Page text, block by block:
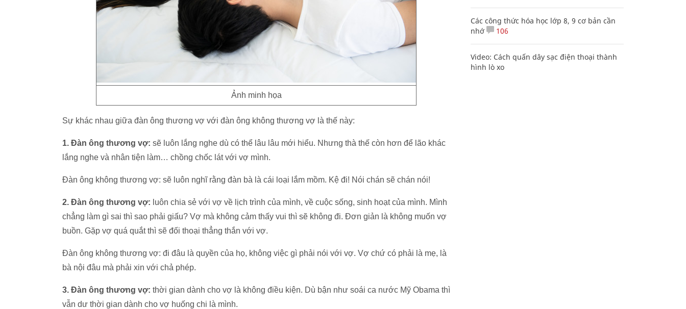
Ảnh minh họa
Sự khác nhau giữa đàn ông thương vợ với đàn ông không thương vợ là thế này:
1. Đàn ông thương vợ: sẽ luôn lắng nghe dù có thể lâu lâu mới hiểu. Nhưng thà thế còn hơn để lão khác
lắng nghe và nhân tiện làm… chồng chốc lát với vợ mình.
Đàn ông không thương vợ: sẽ luôn nghĩ rằng đàn bà là cái loại lắm mồm. Kệ đi! Nói chán sẽ chán nói!
2. Đàn ông thương vợ: luôn chia sẻ với vợ về lịch trình của mình, về cuộc sống, sinh hoạt của mình. Mình
chẳng làm gì sai thì sao phải giấu? Vợ mà không cảm thấy vui thì sẽ không đi. Đơn giản là không muốn vợ
buồn. Gặp vợ quá quắt thì sẽ đối thoại thẳng thắn với vợ.
Đàn ông không thương vợ: đi đâu là quyền của họ, không việc gì phải nói với vợ. Vợ chứ có phải là mẹ, là
bà nội đâu mà phải xin với chả phép.
3. Đàn ông thương vợ: thời gian dành cho vợ là không điều kiện. Dù bận như soái ca nước Mỹ Obama thì
vẫn dư thời gian dành cho vợ huống chi là mình.
Các công thức hóa học lớp 8, 9 cơ bản cần
nhớ
106
Video: Cách quấn dây sạc điện thoại thành
hình lò xo